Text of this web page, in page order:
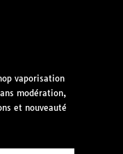
vaporisation
modération,
et nouveauté